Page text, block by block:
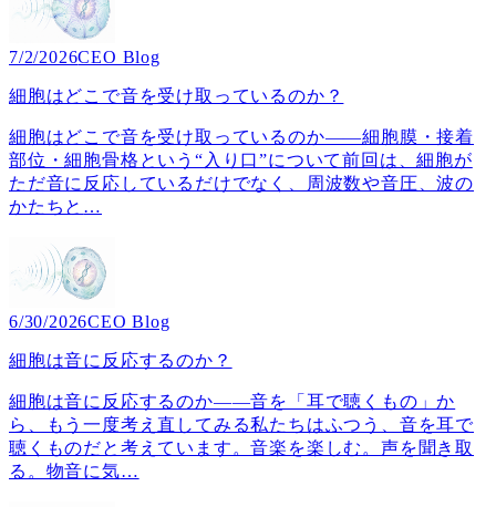
7/2/2026CEO Blog
細胞はどこで音を受け取っているのか？
細胞はどこで音を受け取っているのか――細胞膜・接着
部位・細胞骨格という“入り口”について前回は、細胞が
ただ音に反応しているだけでなく、周波数や音圧、波の
かたちと …
6/30/2026CEO Blog
細胞は音に反応するのか？
細胞は音に反応するのか――音を「耳で聴くもの」か
ら、もう一度考え直してみる私たちはふつう、音を耳で
聴くものだと考えています。音楽を楽しむ。声を聞き取
る。物音に気…